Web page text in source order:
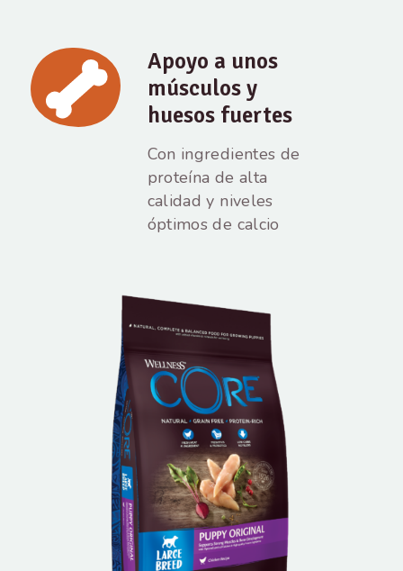
Apoyo a unos
músculos y
huesos fuertes
Con ingredientes de
proteína de alta
calidad y niveles
óptimos de calcio